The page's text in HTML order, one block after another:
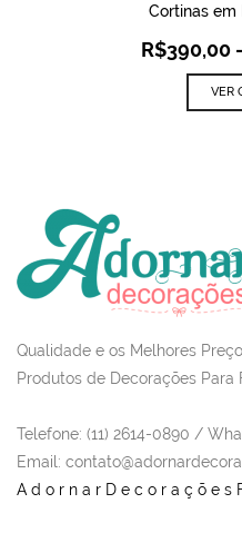
Cortinas em
R$390,00
VER
Qualidade e os Melhores
Produtos de Decorações Para
Telefone: (11) 2614-0890 /
Email :